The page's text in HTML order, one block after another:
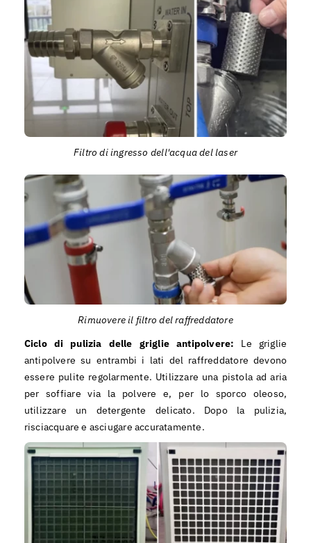
Filtro di ingresso dell'acqua del laser
Rimuovere il filtro del raffreddatore
Ciclo di pulizia delle griglie antipolvere: Le griglie
antipolvere su entrambi i lati del raffreddatore devono
essere pulite regolarmente. Utilizzare una pistola ad aria
per soffiare via la polvere e, per lo sporco oleoso,
utilizzare un detergente delicato. Dopo la pulizia,
risciacquare e asciugare accuratamente.